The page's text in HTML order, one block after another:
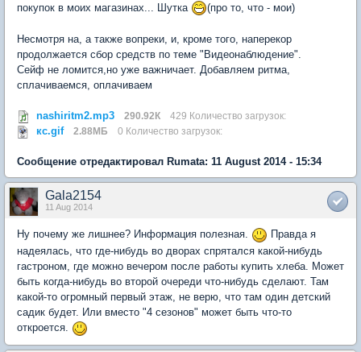
покупок в моих магазинах... Шутка
(про то, что - мои)
Несмотря на, а также вопреки, и, кроме того, наперекор
продолжается сбор средств по теме "Видеонаблюдение".
Сейф не ломится,но уже важничает. Добавляем ритма,
сплачиваемся, оплачиваем
nashiritm2.mp3 290.92К 429 Количество загрузок:
кс.gif 2.88МБ 0 Количество загрузок:
Сообщение отредактировал Rumata: 11 August 2014 - 15:34
Gala2154
11 Aug 2014
Ну почему же лишнее? Информация полезная.
Правда я
надеялась, что где-нибудь во дворах спрятался какой-нибудь
гастроном, где можно вечером после работы купить хлеба. Может
быть когда-нибудь во второй очереди что-нибудь сделают. Там
какой-то огромный первый этаж, не верю, что там один детский
садик будет. Или вместо "4 сезонов" может быть что-то
откроется.